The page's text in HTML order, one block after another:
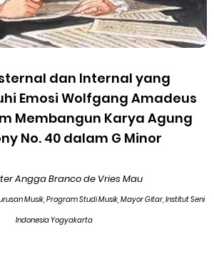
Buku Dewa Budjana yang Jadi
Perjalanan Musikku
yang Buru-Buru Bikin Brand Kursus
Tanpa Filosofi
Filsafat Pendidikan Untuk
Fundamen Filosofi Fisella®
Aplikasinya dalam Pendidikan Musik:
dan Internal yang
Emosi Wolfgang Amadeus
Membangun Karya Agung
No. 40 dalam G Minor
Angga Branco de Vries Mau
Musik, Program Studi Musik, Mayor Gitar, Institut Seni
Indonesia Yogyakarta